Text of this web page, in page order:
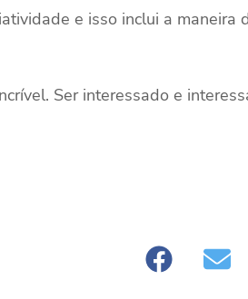
e isso inclui a
Ser interessado e